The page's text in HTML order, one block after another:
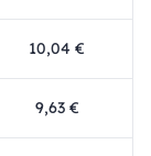
10,04 €
9,63 €